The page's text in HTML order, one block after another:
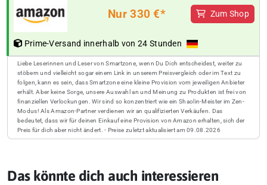
Nur 330 €* Zum Shop
Prime-Versand innerhalb von 24 Stunden
Liebe Leserinnen und Leser von Smartzone, wenn Du Dich entscheidest, weiter zu
stöbern und vielleicht sogar einem Link in unserem Preisvergleich oder im Text zu
folgen, kann es sein, dass Smartzone eine kleine Provision vom jeweiligen Anbieter
erhält. Aber keine Sorge, unsere Auswahl an und Meinung zu Produkten ist frei von
finanziellen Verlockungen. Wir sind so konzentriert wie ein Shaolin-Meister im Zen-
Modus! Als Amazon-Partner verdienen wir an qualifizierten Verkäufen. Das
bedeutet, dass wir für deinen Einkauf eine Provision von Amazon erhalten, sich der
Preis für dich aber nicht ändert. - Preise zuletzt aktualisiert am 09.08.2026
Das könnte dich auch interessieren